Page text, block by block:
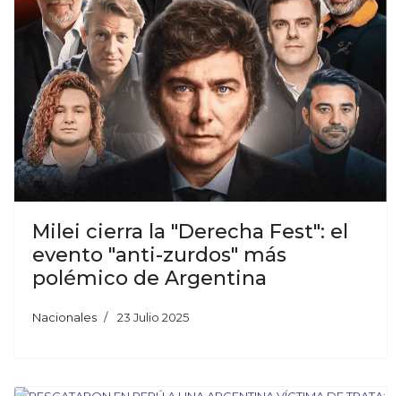
Milei cierra la "Derecha Fest": el
evento "anti-zurdos" más
polémico de Argentina
Nacionales 23 Julio 2025